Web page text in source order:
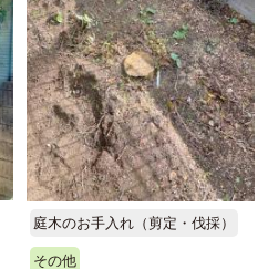
庭木のお手入れ（剪定・伐採）
その他